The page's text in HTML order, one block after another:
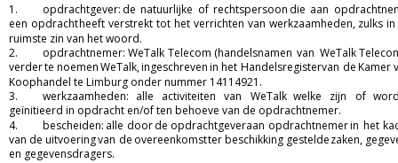
1.
opdrachtgever: de natuurlijke of rechtspersoon die aan
een opdrachtheeft verstrekt tot het verrichten van werkzaamheden, zulks in
ruimste zin van het woord.
2.
opdrachtnemer: WeTalk Telecom (handelsnamen van WeTalk
verderte noemen WeTalk,ingeschrevenin het Handelsregistervan deKamer
Koophandel te Limburg onder nummer 14114921.
3.
werkzaamheden: alle activiteiten van WeTalk welke zijn of
geïnitieerd in opdracht en/of ten behoeve van de opdrachtnemer.
4.
bescheiden: alle doorde opdrachtgeveraan opdrachtnemerin het
van de uitvoeringvan de overeenkomstterbeschikking gesteldezaken,
en gegevensdragers.